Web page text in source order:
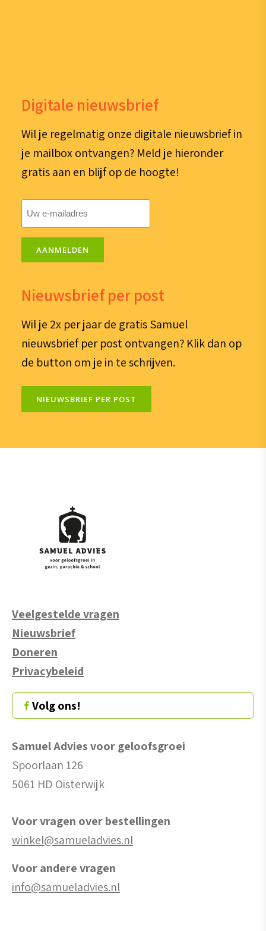
Digitale nieuwsbrief
Wil je regelmatig onze digitale nieuwsbrief in
je mailbox ontvangen? Meld je hieronder
gratis aan en blijf op de hoogte!
AANMELDEN
Nieuwsbrief per post
Wil je 2x per jaar de gratis Samuel
nieuwsbrief per post ontvangen? Klik dan op
de button om je in te schrijven.
NIEUWSBRIEF PER POST
Veelgestelde vragen
Nieuwsbrief
Doneren
Privacybeleid
Volg ons!
Samuel Advies voor geloofsgroei
Spoorlaan 126
5061 HD Oisterwijk
Voor vragen over bestellingen
winkel@samueladvies.nl
Voor andere vragen
info@samueladvies.nl